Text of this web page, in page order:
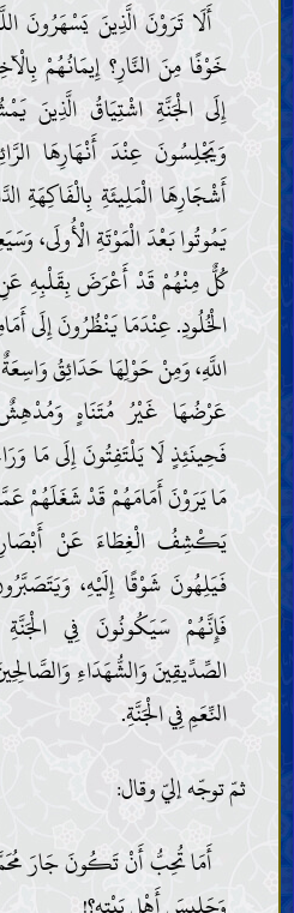
أَلَا تَرَوْنَ الَّذِينَ يَسْهَرُونَ
خَوْفًا مِنَ النَّارِ؟ إِيمَانُهُمْ
إِلَى الْجَنَّةِ اشْتِيَاقُ الَّذِينَ
وَيَجْلِسُونَ عِنْدَ أَنْهَارِهَا
أَشْجَارِهَا الْمَلِيئَةِ بِالْفَاكِهَةِ
يَمُوتُوا بَعْدَ الْمَوْتَةِ الْأُولَى،
كُلٌّ مِنْهُمْ قَدْ أَعْرَضَ بِقَلْبِهِ عَنِ
الْخُلُودِ. عِنْدَمَا يَنْظُرُونَ إِلَى
اللَّهِ، وَمِنْ حَوْلِهَا حَدَائِقُ
عَرْضُهَا غَيْرُ مُتَنَاهٍ
فَحِينَئِذٍ لَا يَلْتَفِتُونَ إِلَى مَا
مَا يَرَوْنَ أَمَامَهُمْ قَدْ شَغَلَهُمْ
يَكْشِفُ الْغِطَاءَ عَنْ
فَيَلِهُونَ شَوْقًا إِلَيْهِ،
فَإِنَّهُمْ سَيَكُونُونَ فِي الْجَنَّةِ
الصِّدِّيقِينَ وَالشُّهَدَاءِ
النِّعَمِ فِي الْجَنَّةِ.
ثمّ توجّه إليّ وقال:
أَمَا تُحِبُّ أَنْ تَكُونَ جَارَ